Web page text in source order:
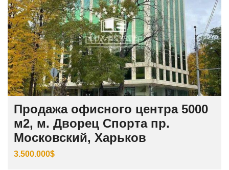
Продажа офисного центра 5000
м2, м. Дворец Спорта пр.
Московский, Харьков
3.500.000$